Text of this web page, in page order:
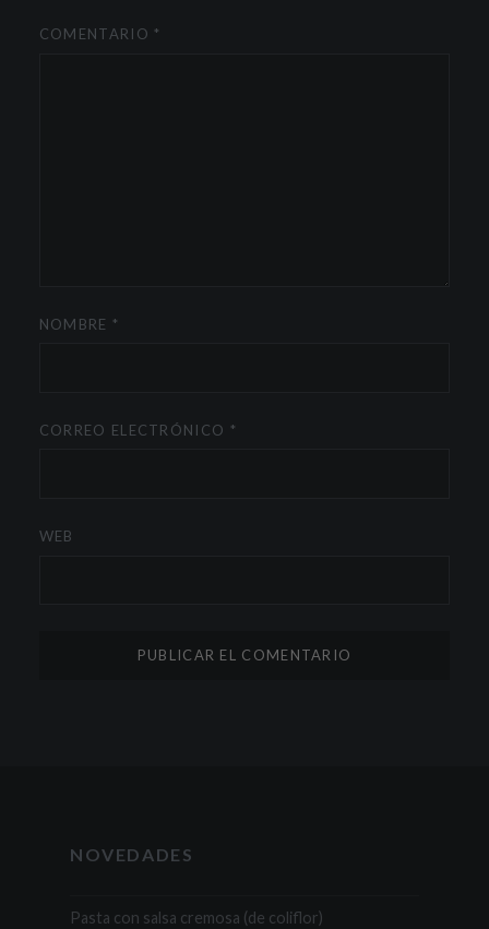
COMENTARIO *
NOMBRE *
CORREO ELECTRÓNICO *
WEB
NOVEDADES
Pasta con salsa cremosa (de coliflor)